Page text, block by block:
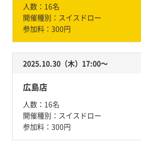
人数： 16名
開催種別： スイスドロー
参加料： 300円
2025.10.30（木）17:00〜
広島店
人数： 16名
開催種別： スイスドロー
参加料： 300円